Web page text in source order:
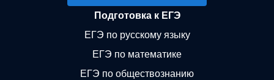
Подготовка к ЕГЭ
ЕГЭ по русскому языку
ЕГЭ по математике
ЕГЭ по обществознанию